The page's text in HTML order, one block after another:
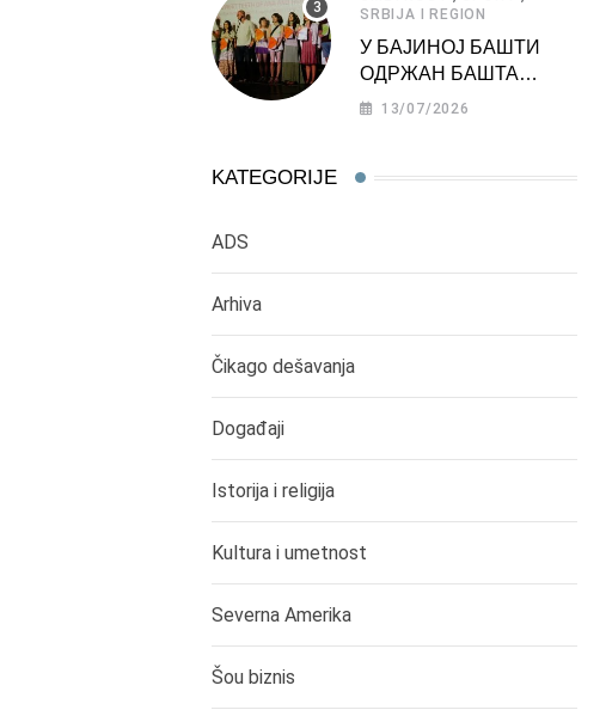
SRBIJA I REGION
У БАЈИНОЈ БАШТИ
ОДРЖАН БАШТА
ФЕСТ 2026
13/07/2026
KATEGORIJE
ADS
Arhiva
Čikago dešavanja
Događaji
Istorija i religija
Kultura i umetnost
Severna Amerika
Šou biznis